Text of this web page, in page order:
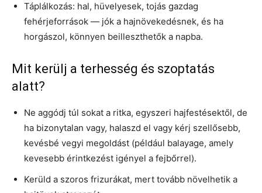
Táplálkozás: hal, hüvelyesek, tojás gazdag
fehérjeforrások — jók a hajnövekedésnek, és ha
horgászol, könnyen beilleszthetők a napba.
Mit kerülj a terhesség és szoptatás
alatt?
Ne aggódj túl sokat a ritka, egyszeri hajfestésektől, de
ha bizonytalan vagy, halaszd el vagy kérj szellősebb,
kevésbé vegyi megoldást (például balayage, amely
kevesebb érintkezést igényel a fejbőrrel).
Kerüld a szoros frizurákat, mert tovább növelhetik a